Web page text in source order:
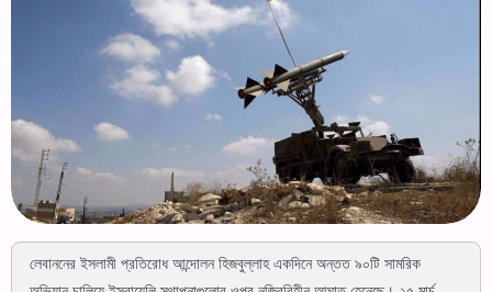
লেবাননের ইসলামী প্রতিরোধ আন্দোলন হিজবুল্লাহ একদিনে অন্তত ৯০টি সামরিক